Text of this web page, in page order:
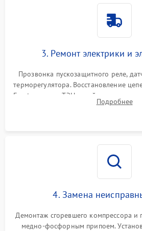
3. Ремонт электрики и
Прозвонка пускозащитного реле,
терморегулятора. Восстановление
Frost, включая ТЭН оттайки и
платы управления при сбоях
Подробнее
4. Замена
Демонтаж сгоревшего компрессора и
медно-фосфорным припоем.